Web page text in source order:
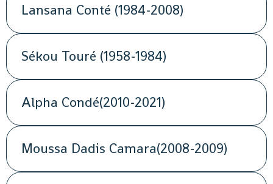
Lansana Conté (1984-2008)
Sékou Touré (1958-1984)
Alpha Condé(2010-2021)
Moussa Dadis Camara(2008-2009)